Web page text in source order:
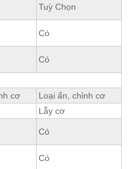
Tuỳ Chọn
Có
Có
cơ
Loại ẩn, chỉnh cơ
Lẫy cơ
Có
Có